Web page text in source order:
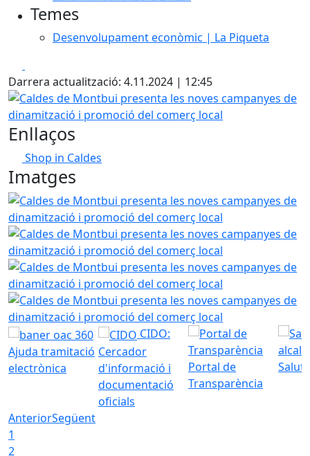
Temes
Desenvolupament econòmic | La Piqueta
Darrera actualització: 4.11.2024 | 12:45
Caldes de Montbui presenta les noves campanyes de
Enllaços
Shop in Caldes
Imatges
Caldes de Montbui presenta les noves campanyes de
Caldes de Montbui presenta les noves campanyes de
Caldes de Montbui presenta les noves campanyes de
Caldes de Montbui presenta les noves campanyes de
Ajuda tramitació
electrònica
CIDO:
Cercador
d'informació i
documentació
oficials
Portal de
Transparència
AnteriorSegüent
1
2